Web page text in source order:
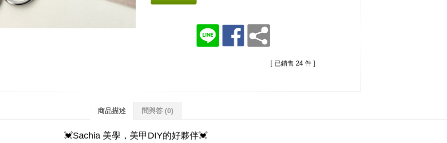
[ 已銷售 24 件 ]
商品描述 問與答 (0)